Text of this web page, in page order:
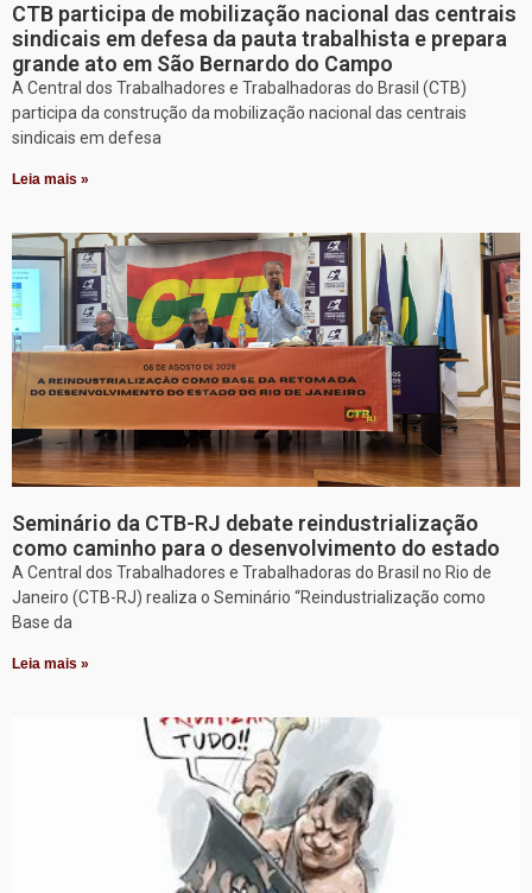
CTB participa de mobilização nacional das centrais
sindicais em defesa da pauta trabalhista e prepara
grande ato em São Bernardo do Campo
A Central dos Trabalhadores e Trabalhadoras do Brasil (CTB)
participa da construção da mobilização nacional das centrais
sindicais em defesa
Leia mais »
Seminário da CTB-RJ debate reindustrialização
como caminho para o desenvolvimento do estado
A Central dos Trabalhadores e Trabalhadoras do Brasil no Rio de
Janeiro (CTB-RJ) realiza o Seminário “Reindustrialização como
Base da
Leia mais »